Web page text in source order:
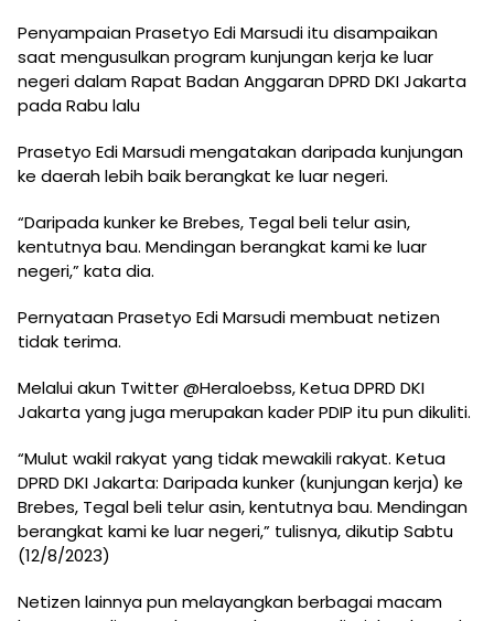
Penyampaian Prasetyo Edi Marsudi itu disampaikan
saat mengusulkan program kunjungan kerja ke luar
negeri dalam Rapat Badan Anggaran DPRD DKI Jakarta
pada Rabu lalu
Prasetyo Edi Marsudi mengatakan daripada kunjungan
ke daerah lebih baik berangkat ke luar negeri.
“Daripada kunker ke Brebes, Tegal beli telur asin,
kentutnya bau. Mendingan berangkat kami ke luar
negeri,” kata dia.
Pernyataan Prasetyo Edi Marsudi membuat netizen
tidak terima.
Melalui akun Twitter @Heraloebss, Ketua DPRD DKI
Jakarta yang juga merupakan kader PDIP itu pun dikuliti.
“Mulut wakil rakyat yang tidak mewakili rakyat. Ketua
DPRD DKI Jakarta: Daripada kunker (kunjungan kerja) ke
Brebes, Tegal beli telur asin, kentutnya bau. Mendingan
berangkat kami ke luar negeri,” tulisnya, dikutip Sabtu
(12/8/2023)
Netizen lainnya pun melayangkan berbagai macam